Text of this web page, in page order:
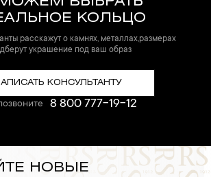
КОЛЬЦО
расскажут о камнях, металлах,размерах
украшение под ваш образ
КОНСУЛЬТАНТУ
8 800 777-19-12
НОВЫЕ